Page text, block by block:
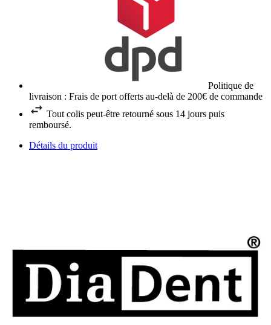
Politique de
livraison : Frais de port offerts au-delà de 200€ de commande
Tout colis peut-être retourné sous 14 jours puis
remboursé.
Détails du produit